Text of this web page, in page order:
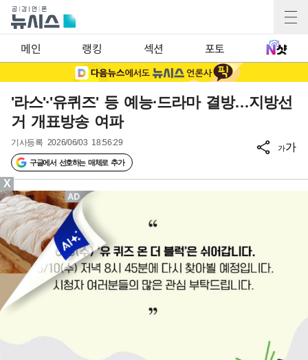
메인 랭킹 섹션 포토
'라스'·'유퀴즈' 등 예능·드라마 결방…지방선
거 개표방송 여파
기사등록 2026/06/03 18:56:29
구글에서 선호하는 매체로 추가
가가
X